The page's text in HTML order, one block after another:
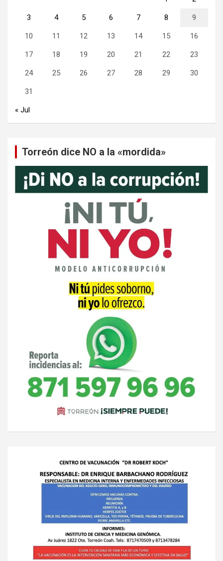
3 4 5 6 7 8 9
10 11 12 13 14 15 16
17 18 19 20 21 22 23
24 25 26 27 28 29 30
31
« Jul
Torreón dice NO a la «mordida»